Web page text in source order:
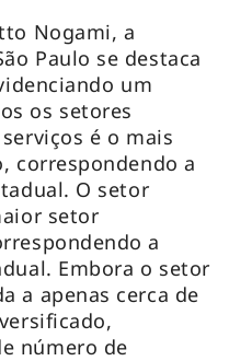
Nogami, a
Paulo se destaca
um
os setores
é o mais
correspondendo a
O setor
setor
a
Embora o setor
a apenas cerca de
número de